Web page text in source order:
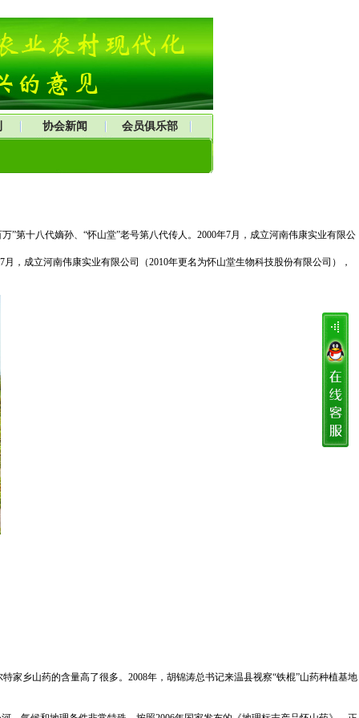
协会新闻 会员俱乐部
第十八代嫡孙、“怀山堂”老号第八代传人。2000年7月，成立河南伟康实业有限公
，成立河南伟康实业有限公司（2010年更名为怀山堂生物科技股份有限公司），
乡山药的含量高了很多。2008年，胡锦涛总书记来温县视察“铁棍”山药种植基地